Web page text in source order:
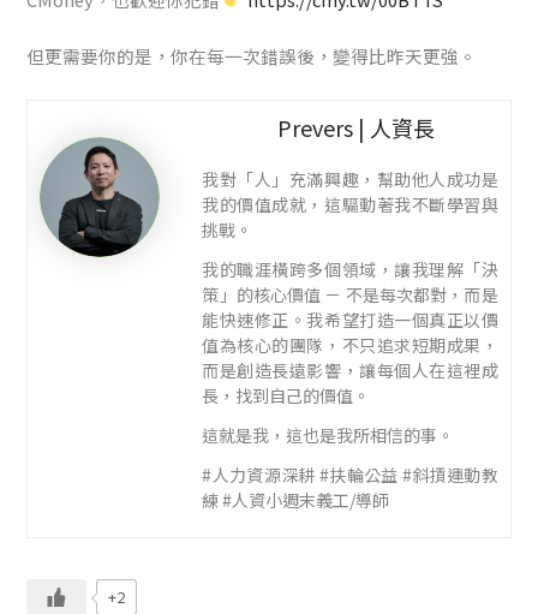
但更需要你的是，你在每一次錯誤後，變得比昨天更強。
Prevers | 人資長
我對「人」充滿興趣，幫助他人成功是
我的價值成就，這驅動著我不斷學習與
挑戰。
我的職涯橫跨多個領域，讓我理解「決
策」的核心價值 － 不是每次都對，而是
能快速修正。我希望打造一個真正以價
值為核心的團隊，不只追求短期成果，
而是創造長遠影響，讓每個人在這裡成
長，找到自己的價值。
這就是我，這也是我所相信的事。
#人力資源深耕 #扶輪公益 #斜摃運動教
練 #人資小週末義工/導師
+2